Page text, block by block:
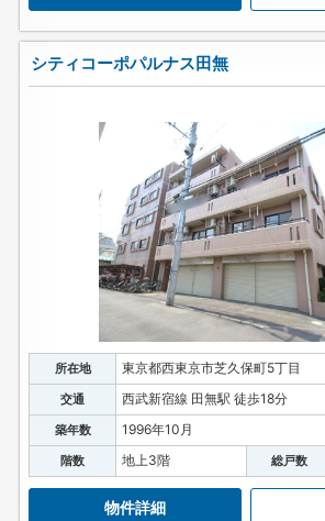
シティコーポパルナス田無
所在地 東京都西東京市芝久保町5丁目
交通 西武新宿線 田無駅 徒歩18分
築年数 1996年10月
階数 地上3階 総戸数
物件詳細